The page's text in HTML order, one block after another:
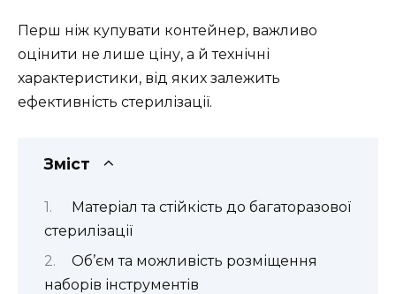
Перш ніж купувати контейнер, важливо
оцінити не лише ціну, а й технічні
характеристики, від яких залежить
ефективність стерилізації.
Зміст
Матеріал та стійкість до багаторазової
стерилізації
Об’єм та можливість розміщення
наборів інструментів